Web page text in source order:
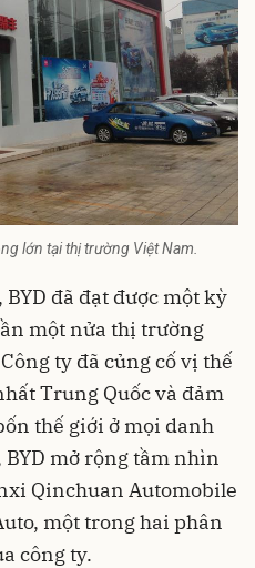
lớn tại thị trường Việt Nam.
đã đạt được một kỳ
một nửa thị trường
ty đã củng cố vị thế
Trung Quốc và đảm
thế giới ở mọi danh
mở rộng tầm nhìn
Qinchuan Automobile
một trong hai phân
công ty.